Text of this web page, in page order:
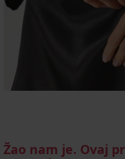
Žao nam je. Ovaj